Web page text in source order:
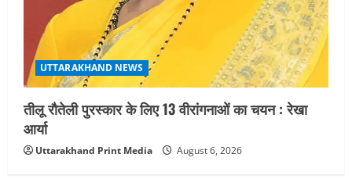
UTTARAKHAND NEWS
तीलू रौतेली पुरस्कार के लिए 13 वीरांगनाओं का चयन : रेखा
आर्या
Uttarakhand Print Media August 6, 2026